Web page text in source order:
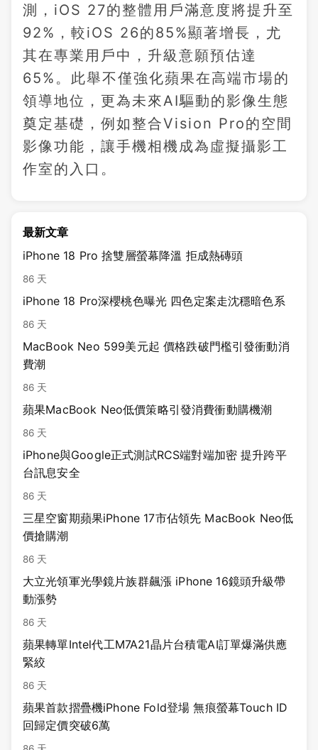
測，iOS 27的整體用戶滿意度將提升至
92%，較iOS 26的85%顯著增長，尤
其在專業用戶中，升級意願預估達
65%。此舉不僅強化蘋果在高端市場的
領導地位，更為未來AI驅動的影像生態
奠定基礎，例如整合Vision Pro的空間
影像功能，讓手機相機成為虛擬攝影工
作室的入口。
最新文章
iPhone 18 Pro 捨雙層螢幕降溫 拒成熱磚頭
86 天
iPhone 18 Pro深櫻桃色曝光 四色定案走沈穩暗色系
86 天
MacBook Neo 599美元起 價格跌破門檻引發衝動消
費潮
86 天
蘋果MacBook Neo低價策略引發消費衝動購機潮
86 天
iPhone與Google正式測試RCS端對端加密 提升跨平
台訊息安全
86 天
三星空窗期蘋果iPhone 17市佔領先 MacBook Neo低
價搶購潮
86 天
大立光領軍光學鏡片族群飆漲 iPhone 16鏡頭升級帶
動漲勢
86 天
蘋果轉單Intel代工M7A21晶片台積電AI訂單爆滿供應
緊絞
86 天
蘋果首款摺疊機iPhone Fold登場 無痕螢幕Touch ID
回歸定價突破6萬